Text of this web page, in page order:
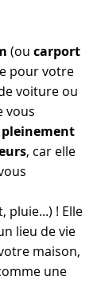
(ou carport
pour votre
voiture ou
vous
, car elle
pluie...) ! Elle
lieu de vie
maison,
une